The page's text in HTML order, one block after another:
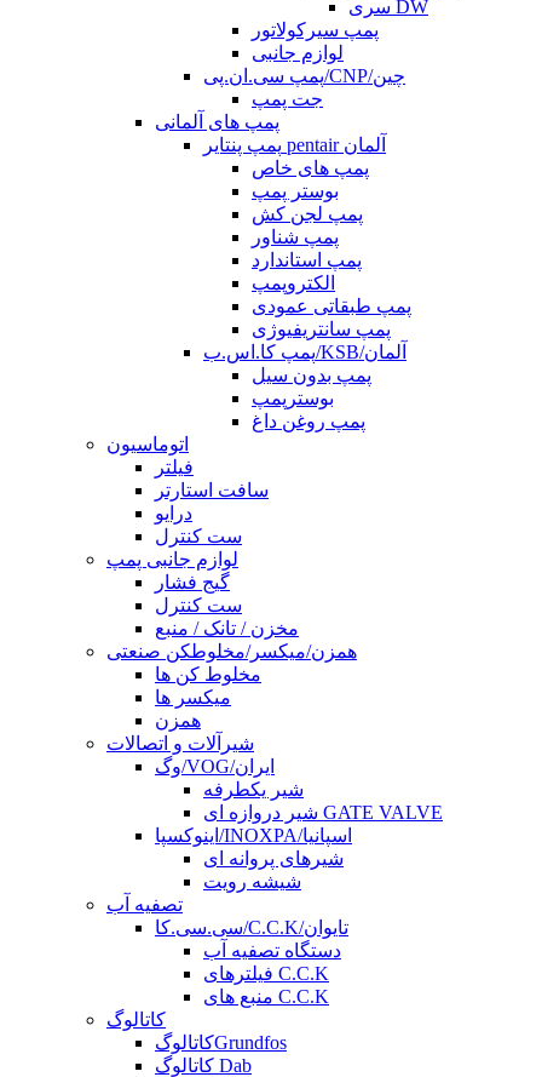
سری DW
پمپ سیرکولاتور
لوازم جانبی
پمپ سی.ان.پی/CNP/چین
جت پمپ
پمپ های آلمانی
پمپ پنتایر pentair آلمان
پمپ های خاص
بوستر پمپ
پمپ لجن کش
پمپ شناور
پمپ استاندارد
الکتروپمپ
پمپ طبقاتی عمودی
پمپ سانتریفیوژی
پمپ کا.اس.ب/KSB/آلمان
پمپ بدون سیل
بوسترپمپ
پمپ روغن داغ
اتوماسیون
فیلتر
سافت استارتر
درایو
ست کنترل
لوازم جانبی پمپ
گیج فشار
ست کنترل
مخزن / تانک / منبع
همزن/میکسر/مخلوطکن صنعتی
مخلوط کن ها
میکسر ها
همزن
شیرآلات و اتصالات
وگ/VOG/ایران
شیر یکطرفه
شیر دروازه ای GATE VALVE
اینوکسپا/INOXPA/اسپانیا
شیرهای پروانه ای
شیشه رویت
تصفیه آب
سی.سی.کا/C.C.K/تایوان
دستگاه تصفیه آب
فیلترهای C.C.K
منبع های C.C.K
کاتالوگ
کاتالوگGrundfos
کاتالوگ Dab